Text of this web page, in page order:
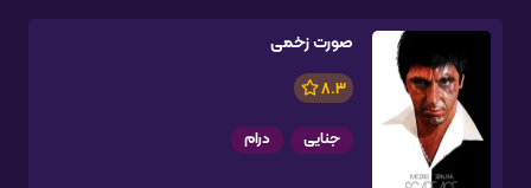
صورت زخمی
8.3
جنایی درام